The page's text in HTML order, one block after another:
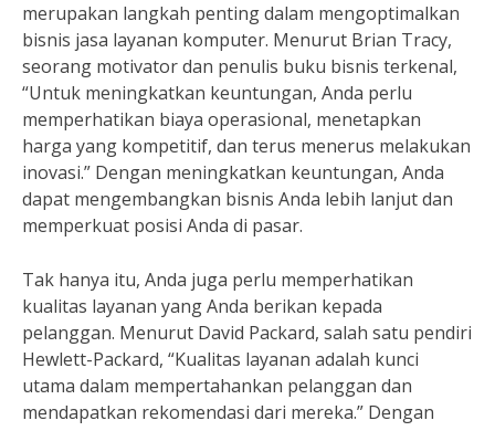
merupakan langkah penting dalam mengoptimalkan
bisnis jasa layanan komputer. Menurut Brian Tracy,
seorang motivator dan penulis buku bisnis terkenal,
“Untuk meningkatkan keuntungan, Anda perlu
memperhatikan biaya operasional, menetapkan
harga yang kompetitif, dan terus menerus melakukan
inovasi.” Dengan meningkatkan keuntungan, Anda
dapat mengembangkan bisnis Anda lebih lanjut dan
memperkuat posisi Anda di pasar.
Tak hanya itu, Anda juga perlu memperhatikan
kualitas layanan yang Anda berikan kepada
pelanggan. Menurut David Packard, salah satu pendiri
Hewlett-Packard, “Kualitas layanan adalah kunci
utama dalam mempertahankan pelanggan dan
mendapatkan rekomendasi dari mereka.” Dengan